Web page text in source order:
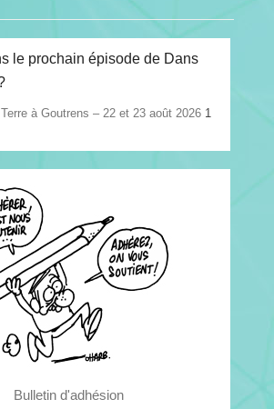
le prochain épisode de Dans
à Goutrens – 22 et 23 août 2026 1
Bulletin d'adhésion